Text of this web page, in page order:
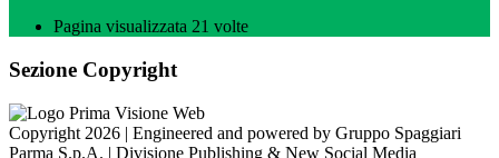
Pagina visualizzata 21 volte
Sezione Copyright
Copyright 2026 | Engineered and powered by Gruppo Spaggiari
Parma S.p.A. | Divisione Publishing & New Social Media